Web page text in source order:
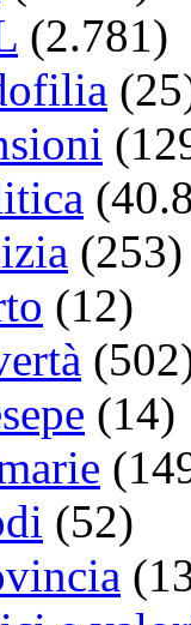
(2.781)
(253)
(12)
(14)
(52)